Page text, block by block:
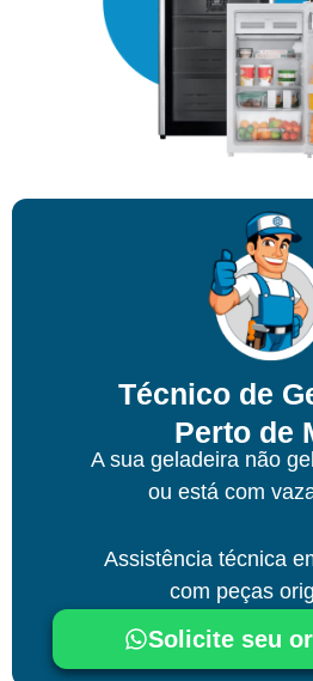
Técnico de
Perto de
A sua geladeira não
ou está com
Assistência técnica
com peças
Solicite seu